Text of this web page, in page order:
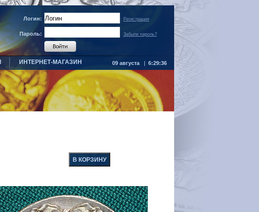
Логин: Регистрация
Пароль: Забыли пароль?
ИНТЕРНЕТ-МАГАЗИН 09 августа | 6:29:36